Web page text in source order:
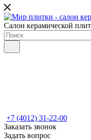
Салон керамической
+7 (4012) 31-22-00
Заказать звонок
Задать вопрос